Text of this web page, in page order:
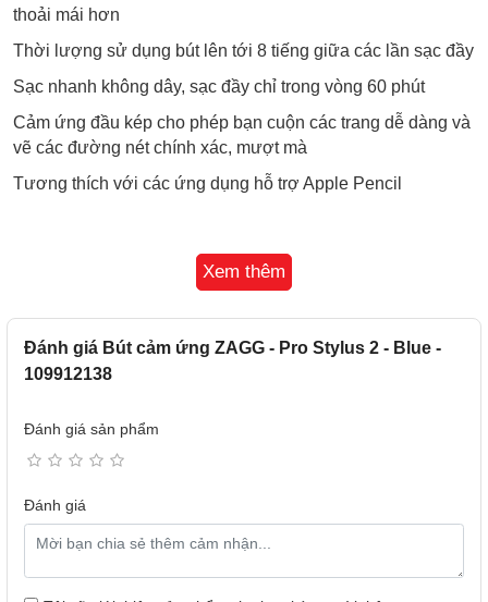
thoải mái hơn
Thời lượng sử dụng bút lên tới 8 tiếng giữa các lần sạc đầy
Sạc nhanh không dây, sạc đầy chỉ trong vòng 60 phút
Cảm ứng đầu kép cho phép bạn cuộn các trang dễ dàng và
vẽ các đường nét chính xác, mượt mà
Tương thích với các ứng dụng hỗ trợ Apple Pencil
Xem thêm
Đánh giá Bút cảm ứng ZAGG - Pro Stylus 2 - Blue -
109912138
Đánh giá sản phẩm
Đánh giá